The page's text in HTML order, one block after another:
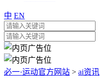
中 EN
必一·运动官方网站 > ai资讯